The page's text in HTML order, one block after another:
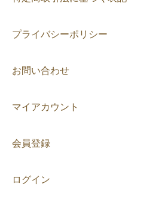
プライバシーポリシー
お問い合わせ
マイアカウント
会員登録
ログイン